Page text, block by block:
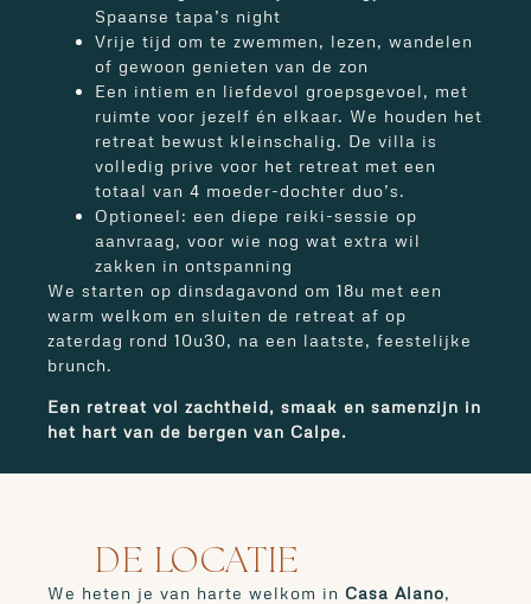
Spaanse tapa’s night
Vrije tijd om te zwemmen, lezen, wandelen
of gewoon genieten van de zon
Een intiem en liefdevol groepsgevoel, met
ruimte voor jezelf én elkaar. We houden het
retreat bewust kleinschalig. De villa is
volledig prive voor het retreat met een
totaal van 4 moeder-dochter duo’s.
Optioneel: een diepe reiki-sessie op
aanvraag, voor wie nog wat extra wil
zakken in ontspanning
We starten op dinsdagavond om 18u met een
warm welkom en sluiten de retreat af op
zaterdag rond 10u30, na een laatste, feestelijke
brunch.
Een retreat vol zachtheid, smaak en samenzijn in
het hart van de bergen van Calpe.
DE LOCATIE
We heten je van harte welkom in Casa Alano,